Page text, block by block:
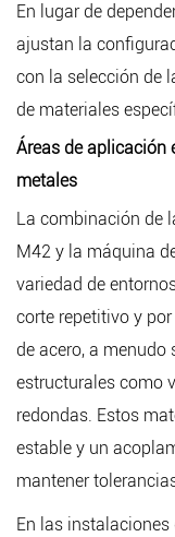
En lugar de
ajustan la
con la selección de
de materiales
Áreas de aplicación
metales
La combinación de
M42 y la máquina
variedad de
corte repetitivo y
de acero, a menudo
estructurales como
redondas. Estos
estable y un
mantener
En las